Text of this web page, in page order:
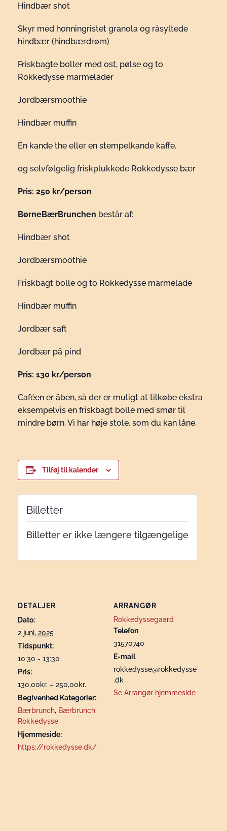
Hindbær shot
Skyr med honningristet granola og råsyltede
hindbær (hindbærdrøm)
Friskbagte boller med ost, pølse og to
Rokkedysse marmelader
Jordbærsmoothie
Hindbær muffin
En kande the eller en stempelkande kaffe.
og selvfølgelig friskplukkede Rokkedysse bær
Pris: 250 kr/person
BørneBærBrunchen består af:
Hindbær shot
Jordbærsmoothie
Friskbagt bolle og to Rokkedysse marmelade
Hindbær muffin
Jordbær saft
Jordbær på pind
Pris: 130 kr/person
Caféen er åben, så der er muligt at tilkøbe ekstra
eksempelvis en friskbagt bolle med smør til
mindre børn. Vi har høje stole, som du kan låne.
Tilføj til kalender
DETALJER
Dato:
2 juni, 2025
Tidspunkt:
10:30 - 13:30
Pris:
130,00kr. – 250,00kr.
Begivenhed Kategorier:
Bærbrunch, Bærbrunch
Rokkedysse
Hjemmeside:
https://rokkedysse.dk/
ARRANGØR
Rokkedyssegaard
Telefon
31570740
E-mail
rokkedysse@rokkedysse
.dk
Se Arrangør hjemmeside
Billetter
Billetter er ikke længere tilgængelige